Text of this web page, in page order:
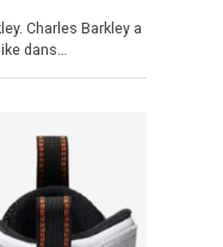
Charles Barkley a
dans…